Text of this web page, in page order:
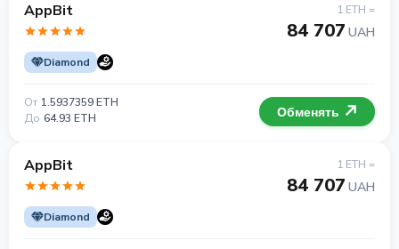
AppBit
Diamond
1 ETH =
84 707 UAH
От 1.5937359 ETH
До 64.93 ETH Обменять
AppBit
Diamond
1 ETH =
84 707 UAH